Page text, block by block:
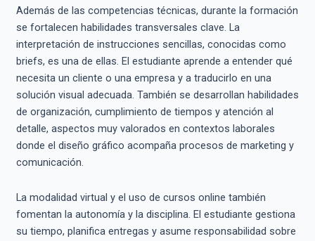
Además de las competencias técnicas, durante la formación
se fortalecen habilidades transversales clave. La
interpretación de instrucciones sencillas, conocidas como
briefs, es una de ellas. El estudiante aprende a entender qué
necesita un cliente o una empresa y a traducirlo en una
solución visual adecuada. También se desarrollan habilidades
de organización, cumplimiento de tiempos y atención al
detalle, aspectos muy valorados en contextos laborales
donde el diseño gráfico acompaña procesos de marketing y
comunicación.
La modalidad virtual y el uso de cursos online también
fomentan la autonomía y la disciplina. El estudiante gestiona
su tiempo, planifica entregas y asume responsabilidad sobre